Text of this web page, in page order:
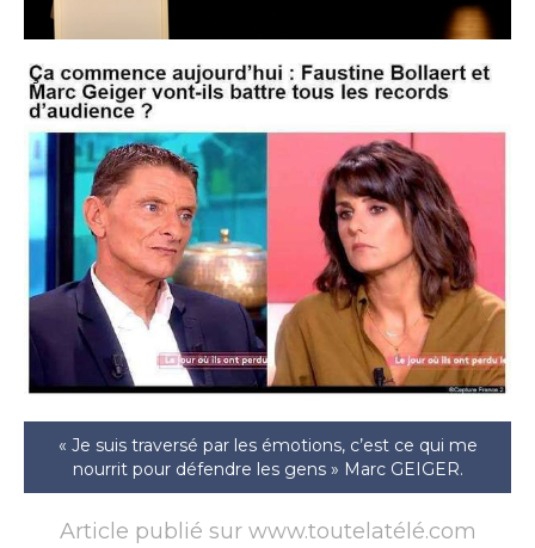
« Je suis traversé par les émotions, c’est ce qui me
nourrit pour défendre les gens » Marc GEIGER.
Article publié sur www.toutelatélé.com